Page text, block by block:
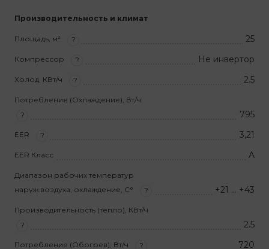
Производительность и климат
Площадь, м² ? 25
Компрессор ? Не инвертор
Холод, КВт/ч ? 2.5
Потребление (Охлаждение), Вт/ч
?
795
EER ? 3,21
EER Класс A
Диапазон рабочих температур
наруж.воздуха, охлаждение, С°
? +21 … +43
Производительность (тепло), КВт/ч
?
2.5
Потребление (Обогрев), Вт/ч ? 720